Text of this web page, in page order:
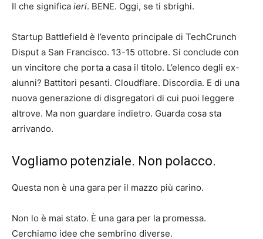
Il che significa ieri. BENE. Oggi, se ti sbrighi.
Startup Battlefield è l’evento principale di TechCrunch
Disput a San Francisco. 13-15 ottobre. Si conclude con
un vincitore che porta a casa il titolo. L’elenco degli ex-
alunni? Battitori pesanti. Cloudflare. Discordia. E di una
nuova generazione di disgregatori di cui puoi leggere
altrove. Ma non guardare indietro. Guarda cosa sta
arrivando.
Vogliamo potenziale. Non polacco.
Questa non è una gara per il mazzo più carino.
Non lo è mai stato. È una gara per la promessa.
Cerchiamo idee che sembrino diverse.